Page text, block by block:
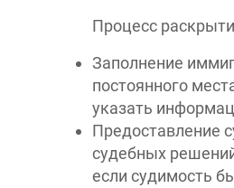
Процесс
Заполнение
постоянного
указать
Предоставление
судебных
если судимость